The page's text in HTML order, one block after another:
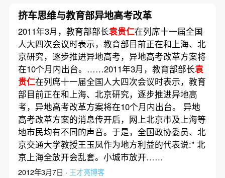
挤车思维与教育部异地高考改革
2011年3月，教育部部长袁贵仁在列席十一届全国
人大四次会议时表示，教育部目前正在和上海、北
京研究，逐步推进异地高考，异地高考改革方案将
在10个月内出台。……2011年3月，教育部部长袁
贵仁在列席十一届全国人大四次会议时表示，教育
部目前正在和上海、北京研究，逐步推进异地高
考，异地高考改革方案将在10个月内出台。 异地
高考改革方案的消息传开后，网上北京市及上海等
地市民均有不同的声音。于是，全国政协委员、北
京交通大学教授王玉凤作为地方利益的代表说:" 北
京上海全放开会乱套。小城市放开……
2012年3月7日 · 王才亮博客